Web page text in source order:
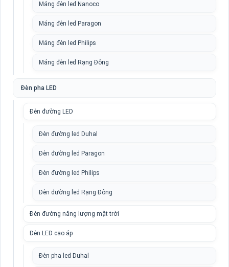
Máng đèn led Nanoco
Máng đèn led Paragon
Máng đèn led Philips
Máng đèn led Rạng Đông
Đèn pha LED
Đèn đường LED
Đèn đường led Duhal
Đèn đường led Paragon
Đèn đường led Philips
Đèn đường led Rạng Đông
Đèn đường năng lượng mặt trời
Đèn LED cao áp
Đèn pha led Duhal